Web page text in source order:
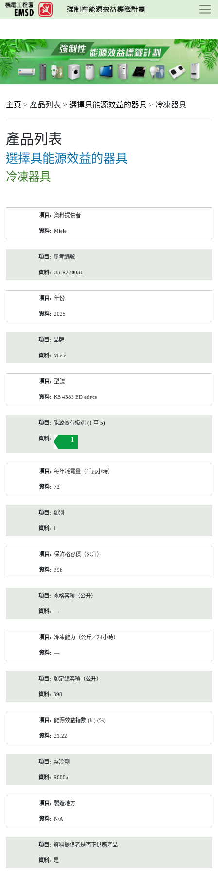
跳
至
要
內
容
主頁 > 產品列表 > 選擇具能源效益的器具 > 冷凍器具
產品列表
選擇具能源效益的器具
冷凍器具
資料提供者
Miele
參考編號
U3-R230031
年份
2025
品牌
Miele
型號
KS 4383 ED edt/cs
能源效益級別 (1 至 5)
1
每年耗電量（千瓦小時）
72
類別
1
保鮮格容積（公升）
396
冰格容積（公升）
—
冷凍能力（公斤／24小時）
—
額定總容積（公升）
398
能源效益指數 (Iε) (%)
21.22
製冷劑
R600a
製造地方
N/A
資料提供者是否正供應產品
是